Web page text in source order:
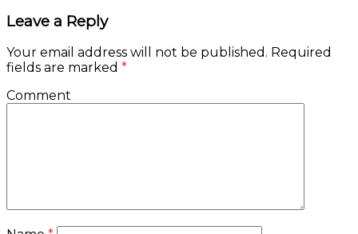
Leave a Reply
Your email address will not be published. Required
fields are marked *
Comment